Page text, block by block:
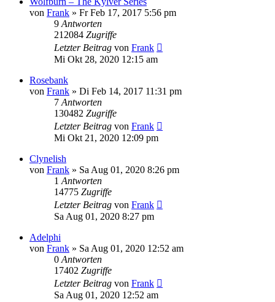
von Frank » Fr Feb 17, 2017 5:56 pm
9Antworten
212084 Zugriffe
Letzter Beitrag von Frank
Mi Okt 28, 2020 12:15 am
Rosebank
von Frank » Di Feb 14, 2017 11:31 pm
7Antworten
130482 Zugriffe
Letzter Beitrag von Frank
Mi Okt 21, 2020 12:09 pm
Clynelish
von Frank » Sa Aug 01, 2020 8:26 pm
1Antworten
14775 Zugriffe
Letzter Beitrag von Frank
Sa Aug 01, 2020 8:27 pm
Adelphi
von Frank » Sa Aug 01, 2020 12:52 am
0Antworten
17402 Zugriffe
Letzter Beitrag von Frank
Sa Aug 01, 2020 12:52 am